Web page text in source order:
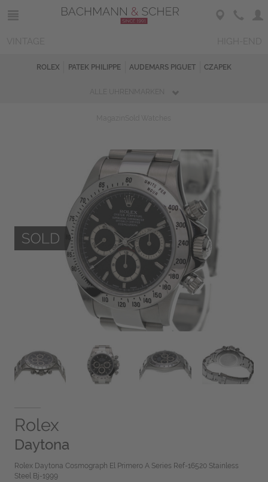
ROLEX PATEK PHILIPPE AUDEMARS PIGUET CZAPEK
Rolex
Daytona
Rolex Daytona Cosmograph El Primero A Series Ref-16520 Stainless
Steel Bj-1999